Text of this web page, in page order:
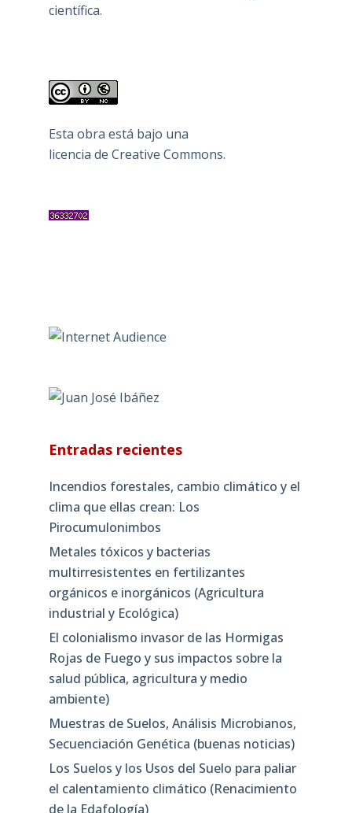
científica.
Esta obra está bajo una
licencia de Creative Commons.
Entradas recientes
Incendios forestales, cambio climático y el
clima que ellas crean: Los
Pirocumulonimbos
Metales tóxicos y bacterias
multirresistentes en fertilizantes
orgánicos e inorgánicos (Agricultura
industrial y Ecológica)
El colonialismo invasor de las Hormigas
Rojas de Fuego y sus impactos sobre la
salud pública, agricultura y medio
ambiente)
Muestras de Suelos, Análisis Microbianos,
Secuenciación Genética (buenas noticias)
Los Suelos y los Usos del Suelo para paliar
el calentamiento climático (Renacimiento
de la Edafología)